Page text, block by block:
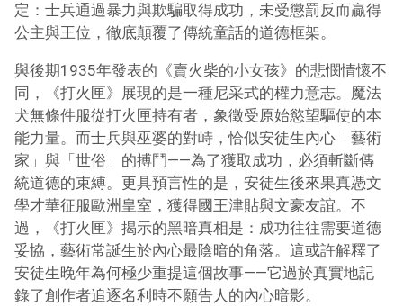
定：士兵通過暴力與欺騙取得成功，未受懲罰反而贏得
公主與王位，徹底顛覆了傳統童話的道德框架。
與後期1935年發表的《賣火柴的小女孩》的悲憫情懷不
同，《打火匣》展現的是一種尼采式的權力意志。魔法
犬無條件服從打火匣持有者，象徵受原始慾望驅使的本
能力量。而士兵與巫婆的對峙，恰似安徒生內心「藝術
家」與「世俗」的搏鬥——為了獲取成功，必須斬斷傳
統道德的束縛。更具預言性的是，安徒生後來果真憑文
學才華征服歐洲皇室，獲得國王津貼與文豪友誼。不
過，《打火匣》揭示的黑暗真相是：成功往往需要道德
妥協，藝術常誕生於內心最陰暗的角落。這或許解釋了
安徒生晚年為何極少重提這個故事——它過於真實地記
錄了創作者追逐名利時不願告人的內心暗影。